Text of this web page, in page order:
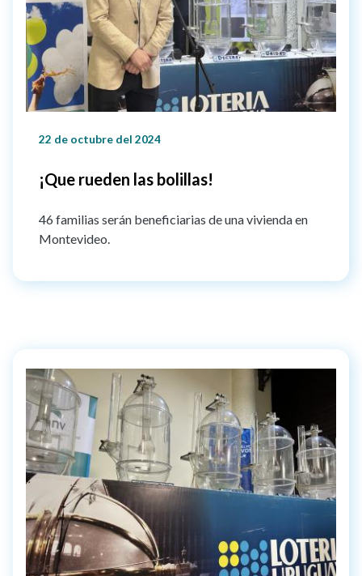
22 de octubre del 2024
¡Que rueden las bolillas!
46 familias serán beneficiarias de una vivienda en
Montevideo.